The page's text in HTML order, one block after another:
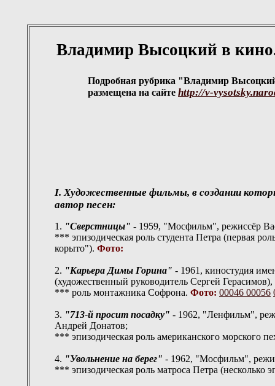
Владимир Высоцкий в
Подробная рубрика "Владимир
размещена на сайте http://v-
I. Художественные фильмы, в создании
автор песен:
1. "Сверстницы" - 1959, "Мосфильм", режиссёр
*** эпизодическая роль студента Петра (первая
корыто"). Фото:
2. "Карьера Димы Горина" - 1961, киностудия
(художественный руководитель Сергей
*** роль монтажника Софрона. Фото: 00046 00056
3. "713-й просит посадку" - 1962, "Ленфильм",
Андрей Донатов;
*** эпизодическая роль американского морского
4. "Увольнение на берег" - 1962, "Мосфильм",
*** эпизодическая роль матроса Петра (несколько